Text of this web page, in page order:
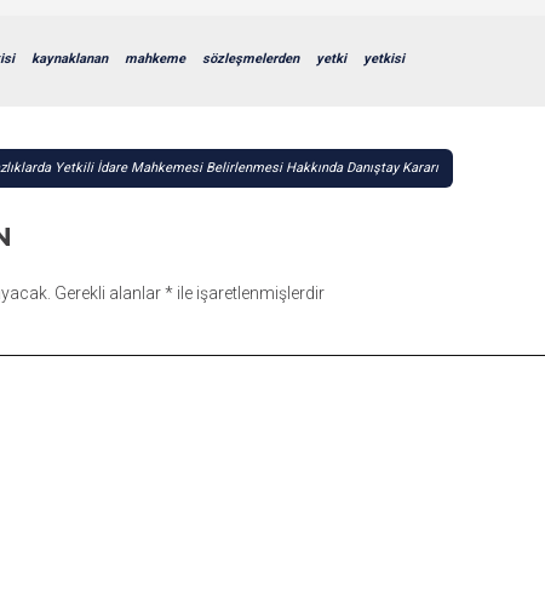
kaynaklanan mahkeme sözleşmelerden yetki yetkisi
Yetkili İdare Mahkemesi Belirlenmesi Hakkında Danıştay Kararı
Gerekli alanlar* ile işaretlenmişlerdir